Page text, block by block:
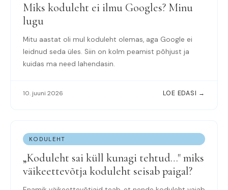
Miks koduleht ei ilmu Googles? Minu
lugu
Mitu aastat oli mul koduleht olemas, aga Google ei
leidnud seda üles. Siin on kolm peamist põhjust ja
kuidas ma need lahendasin.
10. juuni 2026 LOE EDASI →
KODULEHT
„Koduleht sai küll kunagi tehtud…" miks
väikeettevõtja koduleht seisab paigal?